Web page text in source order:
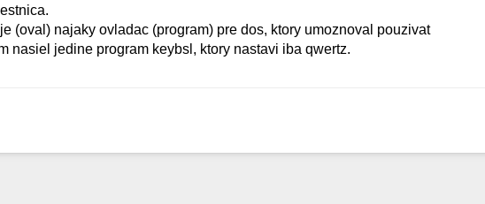
(oval) najaky ovladac (program) pre dos, ktory umoznoval pouzivat
nasiel jedine program keybsl, ktory nastavi iba qwertz.